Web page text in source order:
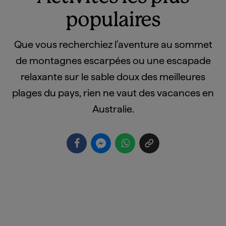
populaires
Que vous recherchiez l'aventure au sommet
de montagnes escarpées ou une escapade
relaxante sur le sable doux des meilleures
plages du pays, rien ne vaut des vacances en
Australie.